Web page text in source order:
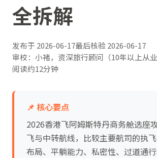
全拆解
发布于 2026-06-17最后核验2026-06-17
审校：小褚，资深旅行顾问（10年以上从业
阅读约12分钟
📌 核心要点
2026香港飞阿姆斯特丹商务舱选座
飞与中转航线，比较主要航司的执
布局、平躺能力、私密性、过道通